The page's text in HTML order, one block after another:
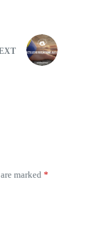
marked *